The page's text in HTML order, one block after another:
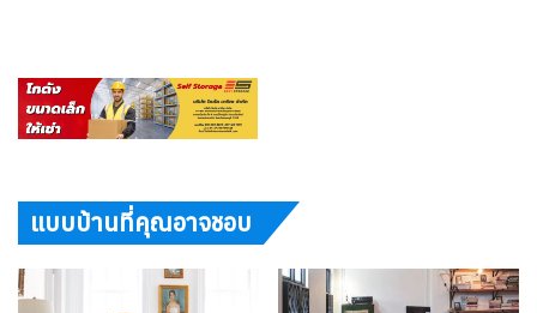
แบบบ้านที่คุณอาจชอบ